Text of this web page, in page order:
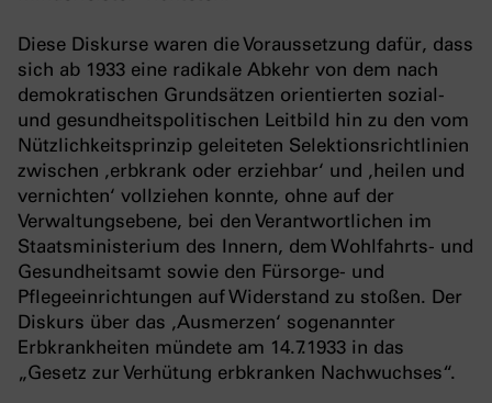
Diese Diskurse waren die Voraussetzung dafür, dass
sich ab 1933 eine radikale Abkehr von dem nach
demokratischen Grundsätzen orientierten sozial-
und gesundheitspolitischen Leitbild hin zu den vom
Nützlichkeitsprinzip geleiteten Selektionsrichtlinien
zwischen ‚erbkrank oder erziehbar‘ und ‚heilen und
vernichten‘ vollziehen konnte, ohne auf der
Verwaltungsebene, bei den Verantwortlichen im
Staatsministerium des Innern, dem Wohlfahrts- und
Gesundheitsamt sowie den Fürsorge- und
Pflegeeinrichtungen auf Widerstand zu stoßen. Der
Diskurs über das ‚Ausmerzen‘ sogenannter
Erbkrankheiten mündete am 14.7.1933 in das
„Gesetz zur Verhütung erbkranken Nachwuchses“.